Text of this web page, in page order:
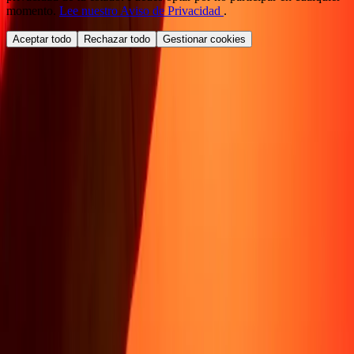
momento. Lee nuestro Aviso de Privacidad .
Aceptar todo Rechazar todo Gestionar cookies